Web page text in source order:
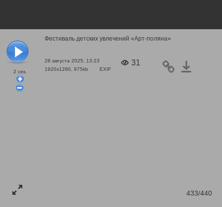
2 сек.
Фестиваль детских увлечений «Арт-поляна»
28 августа 2025, 13:23
1920x1280, 975kb
EXIF
31
433/440